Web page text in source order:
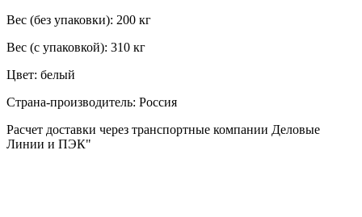
Вес (без упаковки): 200 кг
Вес (с упаковкой): 310 кг
Цвет: белый
Страна-производитель: Россия
Расчет доставки через транспортные компании Деловые
Линии и ПЭК"